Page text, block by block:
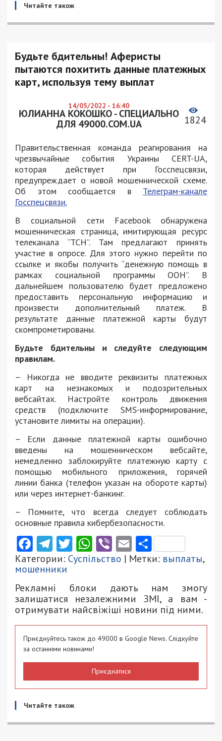
Читайте також
Будьте бдительны! Аферисты
пытаются похитить данные платежных
карт, используя тему выплат
14/05/2022 - 16:40
ЮЛИАННА КОКОШКО - СПЕЦИАЛЬНО
ДЛЯ 49000.COM.UA
1824
Правительственная команда реагирования на
чрезвычайные события Украины CERT-UA,
которая действует при Госспецсвязи,
предупреждает о новой мошеннической схеме.
Об этом сообщается в Телеграм-канале
Госспецсвязи.
В социальной сети Facebook обнаружена
мошенническая страница, имитирующая ресурс
телеканала “ТСН”. Там предлагают принять
участие в опросе. Для этого нужно перейти по
ссылке и якобы получить “денежную помощь в
рамках социальной программы ООН”. В
дальнейшем пользователю будет предложено
предоставить персональную информацию и
произвести дополнительный платеж. В
результате данные платежной карты будут
скомпрометированы.
Будьте бдительны и следуйте следующим
правилам.
– Никогда не вводите реквизиты платежных
карт на незнакомых и подозрительных
вебсайтах. Настройте контроль движения
средств (подключите SMS-информирование,
установите лимиты на операции).
– Если данные платежной карты ошибочно
введены на мошенническом вебсайте,
немедленно заблокируйте платежную карту с
помощью мобильного приложения, горячей
линии банка (телефон указан на обороте карты)
или через интернет-банкинг.
– Помните, что всегда следует соблюдать
основные правила кибербезопасности.
Facebook
Telegram
Twitter
WhatsApp
ViberEmail
Категории: Суспільство | Метки: выплаты,
мошенники
Рекламні блоки дають нам змогу
залишатися незалежними ЗМІ, а вам -
отримувати найсвіжіші новини під ними.
Приєднуйтесь також до 49000 в Google News. Слідкуйте
за останніми новинами!
Приєднатися
Читайте також